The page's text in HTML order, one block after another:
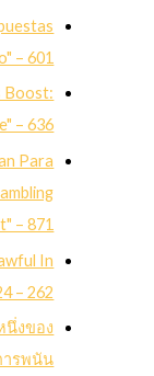
– 601
Boost:
– 636
Para
– 871
In
– 262
นึ่งของ
ารพนัน